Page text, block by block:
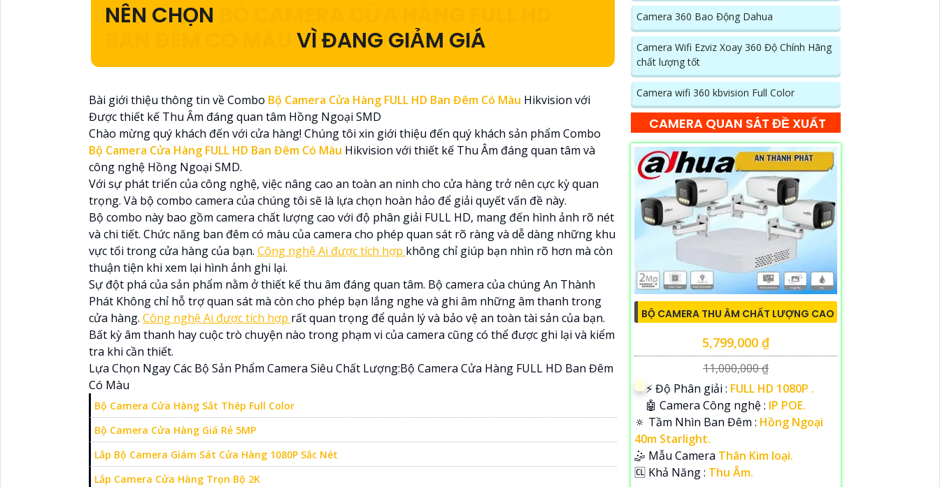
NÊN CHỌN
VÌ ĐANG GIẢM GIÁ
Bài giới thiệu thông tin về Combo Bộ Camera Cửa Hàng FULL HD Ban Đêm Có Màu Hikvision với
Được thiết kế Thu Âm đáng quan tâm Hồng Ngoại SMD
Chào mừng quý khách đến với cửa hàng! Chúng tôi xin giới thiệu đến quý khách sản phẩm Combo
Bộ Camera Cửa Hàng FULL HD Ban Đêm Có Màu Hikvision với thiết kế Thu Âm đáng quan tâm và
công nghệ Hồng Ngoại SMD.
Với sự phát triển của công nghệ, việc nâng cao an toàn an ninh cho cửa hàng trở nên cực kỳ quan
trọng. Và bộ combo camera của chúng tôi sẽ là lựa chọn hoàn hảo để giải quyết vấn đề này.
Bộ combo này bao gồm camera chất lượng cao với độ phân giải FULL HD, mang đến hình ảnh rõ nét
và chi tiết. Chức năng ban đêm có màu của camera cho phép quan sát rõ ràng và dễ dàng những khu
vực tối trong cửa hàng của bạn. Công nghệ Ai được tích hợp không chỉ giúp bạn nhìn rõ hơn mà còn
thuận tiện khi xem lại hình ảnh ghi lại.
Sự đột phá của sản phẩm nằm ở thiết kế thu âm đáng quan tâm. Bộ camera của chúng An Thành
Phát Không chỉ hỗ trợ quan sát mà còn cho phép bạn lắng nghe và ghi âm những âm thanh trong
cửa hàng. Công nghệ Ai được tích hợp rất quan trọng để quản lý và bảo vệ an toàn tài sản của bạn.
Bất kỳ âm thanh hay cuộc trò chuyện nào trong phạm vi của camera cũng có thể được ghi lại và kiểm
tra khi cần thiết.
Lựa Chọn Ngay Các Bộ Sản Phẩm Camera Siêu Chất Lượng:Bộ Camera Cửa Hàng FULL HD Ban Đêm
Có Màu
Bộ Camera Cửa Hàng Sắt Thép Full Color
Bộ Camera Cửa Hàng Giá Rẻ 5MP
Lắp Bộ Camera Giám Sát Cửa Hàng 1080P Sắc Nét
Lắp Camera Cửa Hàng Trọn Bộ 2K
Camera 360 Bao Động Dahua
Camera Wifi Ezviz Xoay 360 Độ Chính Hãng
chất lượng tốt
Camera wifi 360 kbvision Full Color
CAMERA QUAN SÁT ĐỀ XUẤT
BỘ CAMERA THU ÂM CHẤT LƯỢNG CAO
5,799,000 ₫
11,000,000 ₫
️⚡ Độ Phân giải : FULL HD 1080P .
🤖️ Camera Công nghệ : IP POE.
🔅 Tầm Nhìn Ban Đêm : Hồng Ngoại
40m Starlight.
🤹 Mẫu Camera Thân Kim loại.
️🆑 Khả Năng : Thu Âm.